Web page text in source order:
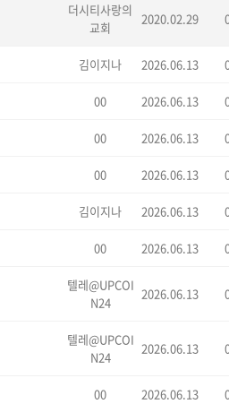
더시티사랑의
교회
2020.02.29
김이지나 2026.06.13
00 2026.06.13
00 2026.06.13
00 2026.06.13
김이지나 2026.06.13
00 2026.06.13
텔레@UPCOI
N24
2026.06.13
텔레@UPCOI
N24
2026.06.13
00 2026.06.13